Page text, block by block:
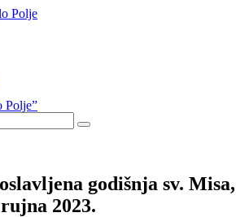
Polje”
godišnja sv. Misa,
2023.